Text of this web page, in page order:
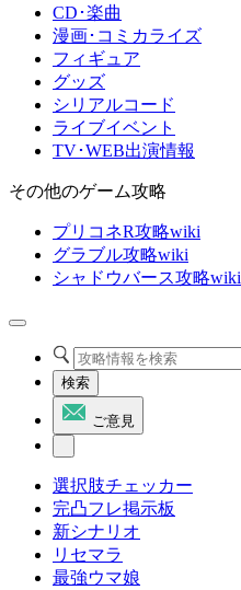
CD･楽曲
漫画･コミカライズ
フィギュア
グッズ
シリアルコード
ライブイベント
TV･WEB出演情報
その他のゲーム攻略
プリコネR攻略wiki
グラブル攻略wiki
シャドウバース攻略wiki
検索
ご意見
選択肢チェッカー
完凸フレ掲示板
新シナリオ
リセマラ
最強ウマ娘